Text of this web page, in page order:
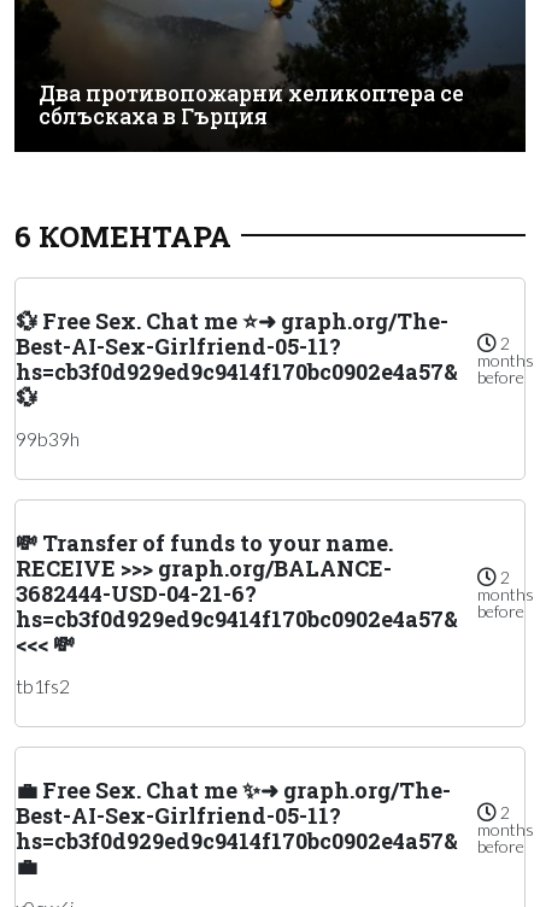
Два противопожарни хеликоптера се
сблъскаха в Гърция
6 КОМЕНТАРА
💱 Free Sex. Chat me ⭐➜ graph.org/The-
Best-AI-Sex-Girlfriend-05-11?
hs=cb3f0d929ed9c9414f170bc0902e4a57&
💱
2
months
before
99b39h
💸 Transfer of funds to your name.
RECEIVE >>> graph.org/BALANCE-
3682444-USD-04-21-6?
hs=cb3f0d929ed9c9414f170bc0902e4a57&
<<< 💸
2
months
before
tb1fs2
💼 Free Sex. Chat me ✨➜ graph.org/The-
Best-AI-Sex-Girlfriend-05-11?
hs=cb3f0d929ed9c9414f170bc0902e4a57&
💼
2
months
before